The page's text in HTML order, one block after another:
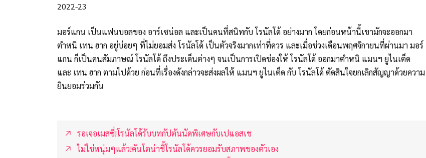
2022-23
มอร์แกน เป็นแฟนบอลของ อาร์เซน่อล และเป็นคนที่สนิทกับ โรนัลโด้ อย่างมาก โดยก่อนหน้านี้เขามักจะออกมา
ตำหนิ เทน ฮาก อยู่บ่อยๆ ที่ไม่ยอมส่ง โรนัลโด้ เป็นตัวจริงมากเท่าที่ควร และเมื่อช่วงเดือนพฤศจิกายนที่ผ่านมา มอร์
แกน ก็เป็นคนสัมภาษณ์ โรนัลโด้ ถึงประเด็นต่างๆ จนเป็นการเปิดช่องให้ โรนัลโด้ ออกมาตำหนิ แมนฯ ยูไนเต็ด
และ เทน ฮาก ตามไปด้วย ก่อนที่เรื่องดังกล่าวจะส่งผลให้ แมนฯ ยูไนเต็ด กับ โรนัลโด้ ตัดสินใจยกเลิกสัญญาด้วยความ
ยินยอมร่วมกัน
รอเจอเมสซี่!โรนัลโด้รับบทกัปตันนัดพิเศษกับเปแอสเช
ไม่ใช่หนุ่มๆแล้ว!คันโตน่าชี้โรนัลโด้ควรยอมรับสภาพของตัวเอง